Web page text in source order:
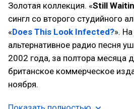
Золотая коллекция. «Still
сингл со второго студийного
«Does This Look Infected?».
альтернативное радио песня
2002 года, за полтора месяца
британское коммерческое
ноября.